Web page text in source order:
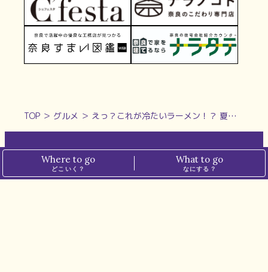
TOP ＞ グルメ ＞ えっ？これが冷たいラーメン！？ 夏季限定「冷やし」 ラーメン大好き中田メシ【ラーメン家こゝろ｜御所市】
Where to go
どこいく？
What to go
なにする？
ホーム プライバシーポリシー